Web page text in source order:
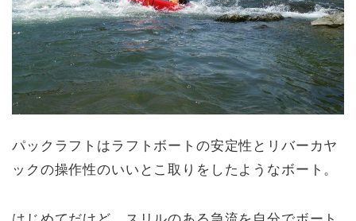
パックラフトはラフトボートの安定性とリバーカヤ
ックの操作性のいいとこ取りをしたようなボート。